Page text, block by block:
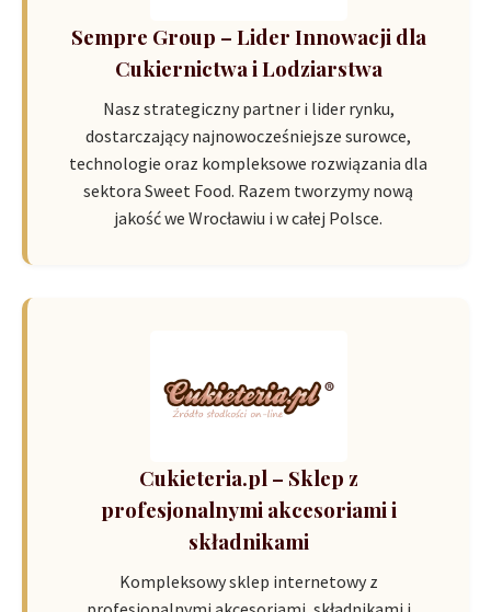
Sempre Group – Lider Innowacji dla
Cukiernictwa i Lodziarstwa
Nasz strategiczny partner i lider rynku,
dostarczający najnowocześniejsze surowce,
technologie oraz kompleksowe rozwiązania dla
sektora Sweet Food. Razem tworzymy nową
jakość we Wrocławiu i w całej Polsce.
Cukieteria.pl – Sklep z
profesjonalnymi akcesoriami i
składnikami
Kompleksowy sklep internetowy z